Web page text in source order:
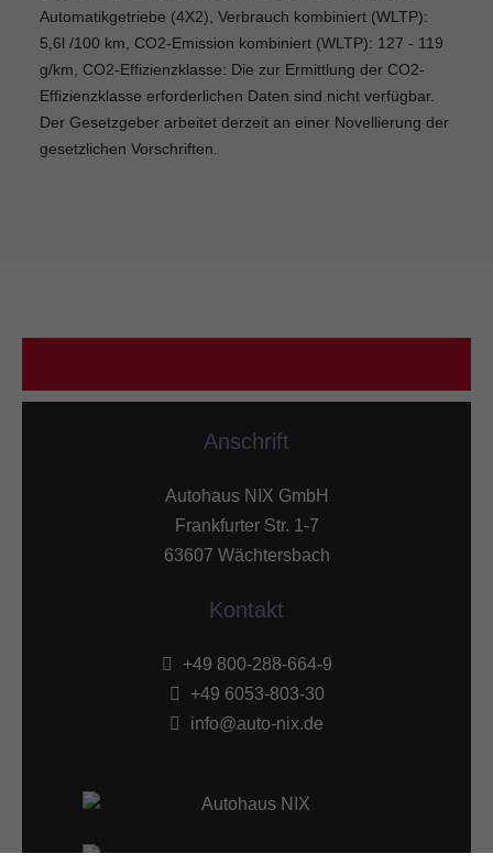
Automatikgetriebe (4X2), Verbrauch kombiniert (WLTP):
5,6l /100 km, CO2-Emission kombiniert (WLTP): 127 - 119
g/km, CO2-Effizienzklasse: Die zur Ermittlung der CO2-
Effizienzklasse erforderlichen Daten sind nicht verfügbar.
Der Gesetzgeber arbeitet derzeit an einer Novellierung der
gesetzlichen Vorschriften.
Anschrift
Autohaus NIX GmbH
Frankfurter Str. 1-7
63607 Wächtersbach
Kontakt
+49 800-288-664-9
+49 6053-803-30
info@auto-nix.de